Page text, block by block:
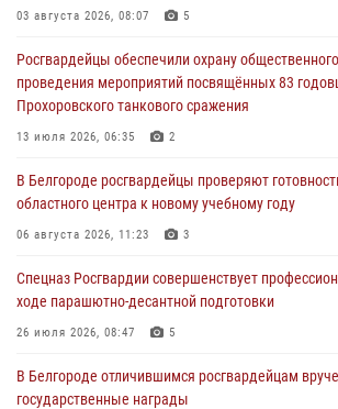
экспозиции белгородского музея‑диорамы
06 августа 2026, 12:05 3
В Белгороде росгвардейцы проверяют
областного центра к новому учебному году
Росгвардия обеспечила общественную
83-й годовщины освобождения г. Белгорода от
06 августа 2026, 06:54 3
Офицеры Росгвардии и ветераны войск
05 августа 2026, 17:12 2
03 августа 2026, 08:07 5
Росгвардейцы обеспечили охрану
проведения мероприятий посвящённых 83
Прохоровского танкового сражения
13 июля 2026, 06:35 2
В Белгороде росгвардейцы проверяют
областного центра к новому учебному году
06 августа 2026, 11:23 3
Спецназ Росгвардии совершенствует
ходе парашютно-десантной подготовки
26 июля 2026, 08:47 5
В Белгороде отличившимся росгвардейцам
государственные награды